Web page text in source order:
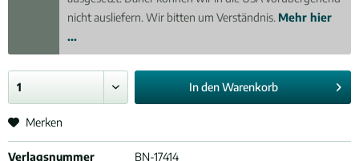
nicht ausliefern. Wir bitten um Verständnis. Mehr hier
...
In denWarenkorb
Merken
Verlagsnummer
BN-17414